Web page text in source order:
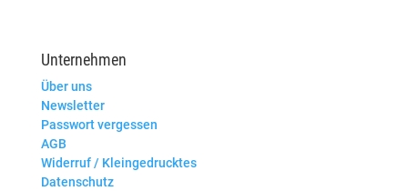
Unternehmen
Über uns
Newsletter
Passwort vergessen
AGB
Widerruf / Kleingedrucktes
Datenschutz